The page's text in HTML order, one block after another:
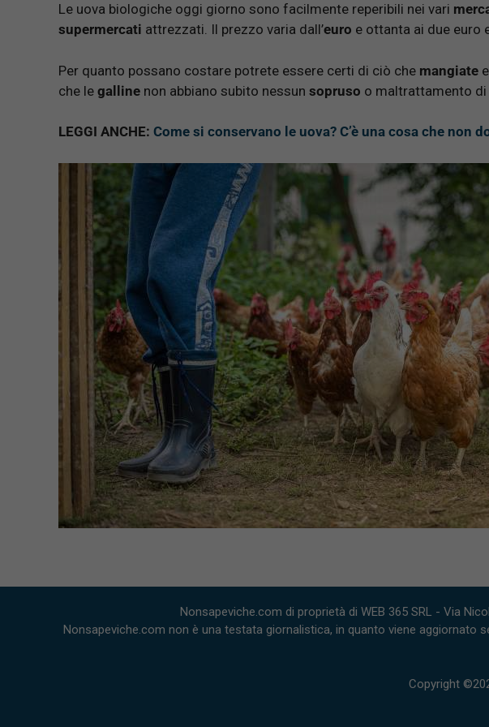
Le uova biologiche oggi giorno sono facilmente reperibili nei vari
supermercati attrezzati. Il prezzo varia dall’euro e ottanta ai due euro
Per quanto possano costare potrete essere certi di ciò che mangiate
che le galline non abbiano subito nessun sopruso o maltrattamento di
LEGGI ANCHE: Come si conservano le uova? C’è una cosa che non
Nonsapeviche.com di proprietà di WEB 365 SRL - Via
Nonsapeviche.com non è una testata giornalistica, in quanto viene
Copyright